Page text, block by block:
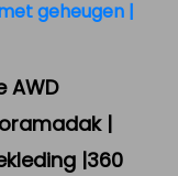
AWD
|
|360